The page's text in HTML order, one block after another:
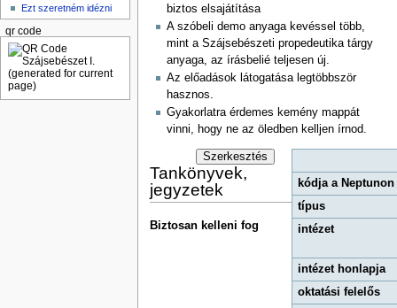
biztos elsajátítása
A szóbeli demo anyaga kevéssel több,
mint a Szájsebészeti propedeutika tárgy
anyaga, az írásbelié teljesen új.
Az előadások látogatása legtöbbször
hasznos.
Gyakorlatra érdemes kemény mappát
vinni, hogy ne az öledben kelljen írnod.
kódja a Neptunon
típus
intézet
intézet honlapja
oktatási felelős
Szerkesztés
Tankönyvek,
jegyzetek
Biztosan kelleni fog
Ezt szeretném idézni
qr code